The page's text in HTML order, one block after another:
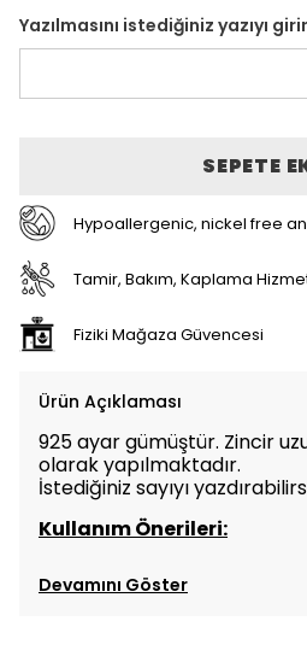
Yazılmasını istediğiniz yazıyı
SEPETE
Hypoallergenic, nickel free
Tamir, Bakım, Kaplama
Fiziki Mağaza Güvencesi
Ürün Açıklaması
925 ayar gümüştür. Zincir
olarak yapılmaktadır.
İstediğiniz sayıyı
Kullanım Önerileri:
Devamını Göster